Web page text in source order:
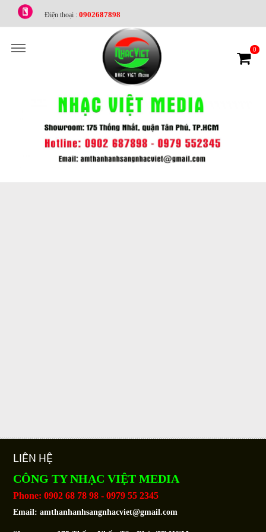
Điện thoại : 0902687898
0
LIÊN HỆ
CÔNG TY NHẠC VIỆT MEDIA
Phone: 0902 68 78 98 - 0979 55 2345
Email: amthanhanhsangnhacviet@gmail.com